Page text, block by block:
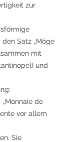
zur
Satz „Möge
mit
und
de
vor allem
Sie